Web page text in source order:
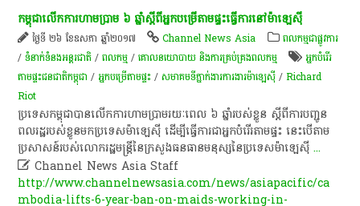
កម្ពុជា​លើក​ការ​ហាមប្រាម​ ៦​ ឆ្នាំ​ស្តី​ពី​អ្នកបម្រើ​តាម​ផ្ទះ​ធ្វើការ​នៅ​ម៉ា​ឡេ​ស៊ី​
ថ្ងៃទី ២៦ ខែឧសភា ឆ្នាំ២០១៧ Channel News Asia
ពលកម្មជាផ្លូវការ
/ទំនាក់ទំនងអន្តរជាតិ /ពល​កម្ម /គោលនយោបាយ និងការគ្រប់គ្រងពលកម្ម
អ្នកបំរើរ​
តាម​ផ្ទះជនជាតិកម្ពុជា /អ្នកបម្រើ​តាម​ផ្ទះ /សមាគមទីភ្នាក់ងារការងារម៉ាឡេស៊ី /Richard
Riot
​ប្រទេស​កម្ពុជា​បាន​លើក​ការ​ហាមប្រាម​រយៈពេល​ ៦​ ឆ្នាំ​របស់​ខ្លួន​ ស្តី​ពី​ការ​បញ្ជូន​
ពលរដ្ឋ​របស់​ខ្លួន​មក​ប្រទេស​ម៉ា​ឡេ​ស៊ី​ ដើម្បី​ធ្វើការ​ជា​អ្នកបំរើរ​តាម​ផ្ទះ​ នេះ​បើ​តាម​
ប្រសាសន៍​របស់​លោក​រដ្ឋមន្ត្រី​នៃ​ក្រសួង​ធនធានមនុស្ស​នៃ​ប្រទេស​ម៉ា​ឡេ​ស៊ី...
 Channel News Asia Staff
http://www.channelnewsasia.com/news/asiapacific/ca
mbodia-lifts-6-year-ban-on-maids-working-in-